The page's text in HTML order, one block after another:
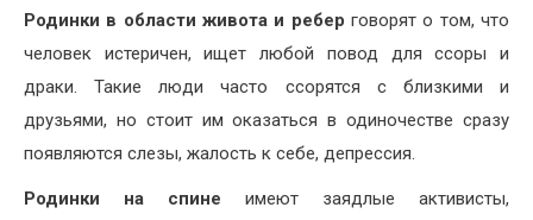
Родинки в области живота и ребер говорят о том, что
человек истеричен, ищет любой повод для ссоры и
драки. Такие люди часто ссорятся с близкими и
друзьями, но стоит им оказаться в одиночестве сразу
появляются слезы, жалость к себе, депрессия.
Родинки на спине имеют заядлые активисты,